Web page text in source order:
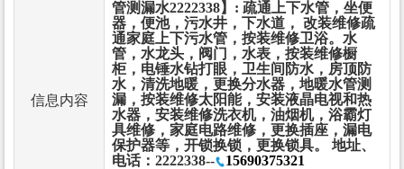
信息内容
管测漏水2222338】: 疏通上下水管，坐便
器，便池，污水井，下水道， 改装维修疏
通家庭上下污水管，按装维修卫浴。水
管，水龙头，阀门，水表，按装维修橱
柜，电锤水钻打眼，卫生间防水，房顶防
水，清洗地暖，更换分水器，地暖水管测
漏，按装维修太阳能，安装液晶电视和热
水器，安装维修洗衣机，油烟机，浴霸灯
具维修，家庭电路维修，更换插座，漏电
保护器等，开锁换锁，更换锁具。 地址、
电话：2222338--
15690375321